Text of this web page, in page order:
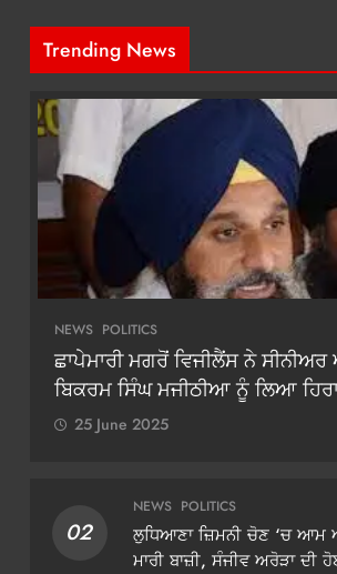
Trending News
NEWS POLITICS
ਛਾਪੇਮਾਰੀ ਮਗਰੋਂ ਵਿਜੀਲੈਂਸ ਨੇ
ਬਿਕਰਮ ਸਿੰਘ ਮਜੀਠੀਆ ਨੂੰ ਲਿਆ
25 June 2025
02
NEWS POLITICS
ਲੁਧਿਆਣਾ ਜ਼ਿਮਨੀ ਚੋਣ ‘ਚ ਆਮ
ਮਾਰੀ ਬਾਜ਼ੀ, ਸੰਜੀਵ ਅਰੋੜਾ ਦੀ